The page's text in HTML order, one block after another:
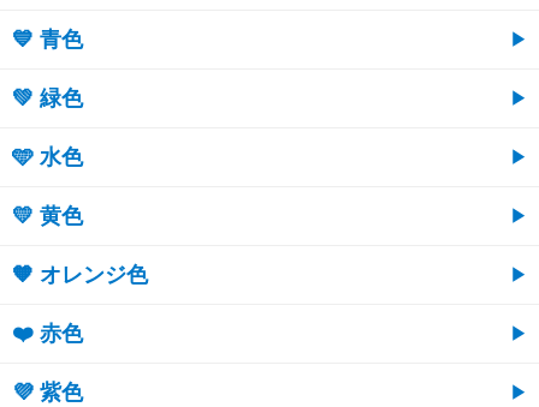
💙 青色
💚 緑色
🩵 水色
💛 黄色
🧡 オレンジ色
❤️ 赤色
💜 紫色